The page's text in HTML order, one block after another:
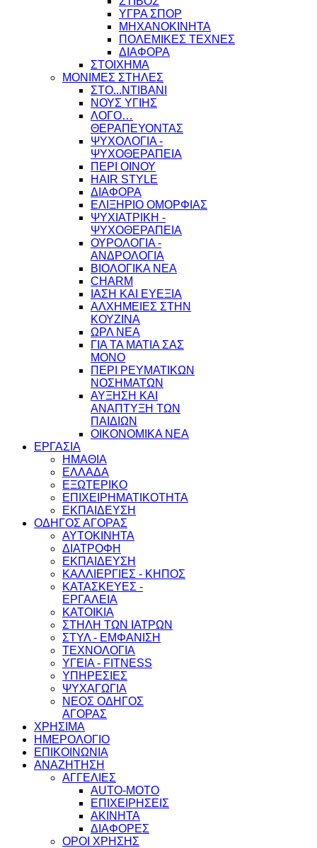
ΥΓΡΑ ΣΠΟΡ
ΜΗΧΑΝΟΚΙΝΗΤΑ
ΠΟΛΕΜΙΚΕΣ ΤΕΧΝΕΣ
ΔΙΑΦΟΡΑ
ΣΤΟΙΧΗΜΑ
ΜΟΝΙΜΕΣ ΣΤΗΛΕΣ
ΣΤΟ...ΝΤΙΒΑΝΙ
ΝΟΥΣ ΥΓΙΗΣ
ΛΟΓΟ…
ΘΕΡΑΠΕΥΟΝΤΑΣ
ΨΥΧΟΛΟΓΙΑ -
ΨΥΧΟΘΕΡΑΠΕΙΑ
ΠΕΡΙ ΟΙΝΟΥ
HAIR STYLE
ΔΙΑΦΟΡΑ
ΕΛΙΞΗΡΙΟ ΟΜΟΡΦΙΑΣ
ΨΥΧΙΑΤΡΙΚΗ -
ΨΥΧΟΘΕΡΑΠΕΙΑ
ΟΥΡΟΛΟΓΙΑ -
ΑΝΔΡΟΛΟΓΙΑ
ΒΙΟΛΟΓΙΚΑ ΝΕΑ
CHARM
ΙΑΣΗ ΚΑΙ ΕΥΕΞΙΑ
ΑΛΧΗΜΕΙΕΣ ΣΤΗΝ
ΚΟΥΖΙΝΑ
ΩΡΛ ΝEA
ΓΙΑ ΤΑ ΜΑΤΙΑ ΣΑΣ
ΜΟΝΟ
ΠΕΡΙ ΡΕΥΜΑΤΙΚΩΝ
ΝΟΣΗΜΑΤΩΝ
ΑΥΞΗΣΗ ΚΑΙ
ΑΝΑΠΤΥΞΗ ΤΩΝ
ΠΑΙΔΙΩΝ
ΟΙΚΟΝΟΜΙΚΑ ΝΕΑ
ΕΡΓΑΣΙΑ
ΗΜΑΘΙΑ
ΕΛΛΑΔΑ
ΕΞΩΤΕΡΙΚΟ
ΕΠΙΧΕΙΡΗΜΑΤΙΚΟΤΗΤΑ
ΕΚΠΑΙΔΕΥΣΗ
ΟΔΗΓΟΣ ΑΓΟΡΑΣ
ΑΥΤΟΚΙΝΗΤΑ
ΔΙΑΤΡΟΦΗ
ΕΚΠΑΙΔΕΥΣΗ
ΚΑΛΛΙΕΡΓΙΕΣ - ΚΗΠΟΣ
ΚΑΤΑΣΚΕΥΕΣ -
ΕΡΓΑΛΕΙΑ
ΚΑΤΟΙΚΙΑ
ΣΤΗΛΗ ΤΩΝ ΙΑΤΡΩΝ
ΣΤΥΛ - ΕΜΦΑΝΙΣΗ
ΤΕΧΝΟΛΟΓΙΑ
ΥΓΕΙΑ - FITNESS
ΥΠΗΡΕΣΙΕΣ
ΨΥΧΑΓΩΓΙΑ
ΝΕΟΣ ΟΔΗΓΟΣ
ΑΓΟΡΑΣ
ΧΡΗΣΙΜΑ
ΗΜΕΡΟΛΟΓΙΟ
ΕΠΙΚΟΙΝΩΝΙΑ
ΑΝΑΖΗΤΗΣΗ
ΑΓΓΕΛΙΕΣ
AUTO-MOTO
ΕΠΙΧΕΙΡΗΣΕΙΣ
ΑΚΙΝΗΤΑ
ΔΙΑΦΟΡΕΣ
ΟΡΟΙ ΧΡΗΣΗΣ